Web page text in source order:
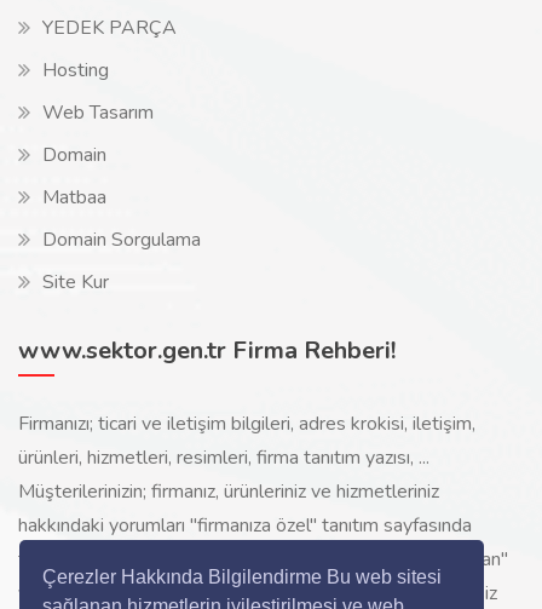
Çerezler Hakkında Bilgilendirme Bu web sitesi
YEDEK PARÇA
Hosting
Web Tasarım
Domain
Matbaa
Domain Sorgulama
Site Kur
www.sektor.gen.tr Firma Rehberi!
Firmanızı; ticari ve iletişim bilgileri, adres krokisi, iletişim,
ürünleri, hizmetleri, resimleri, firma tanıtım yazısı, ...
Müşterilerinizin; firmanız, ürünleriniz ve hizmetleriniz
hakkındaki yorumları "firmanıza özel" tanıtım sayfasında
toplanarak ürünlerinizi, hizmetlerinizi, internette "sizi arayan"
yeni müşterilerinize www.sektor.gen.tr aracılığı ile ücretsiz